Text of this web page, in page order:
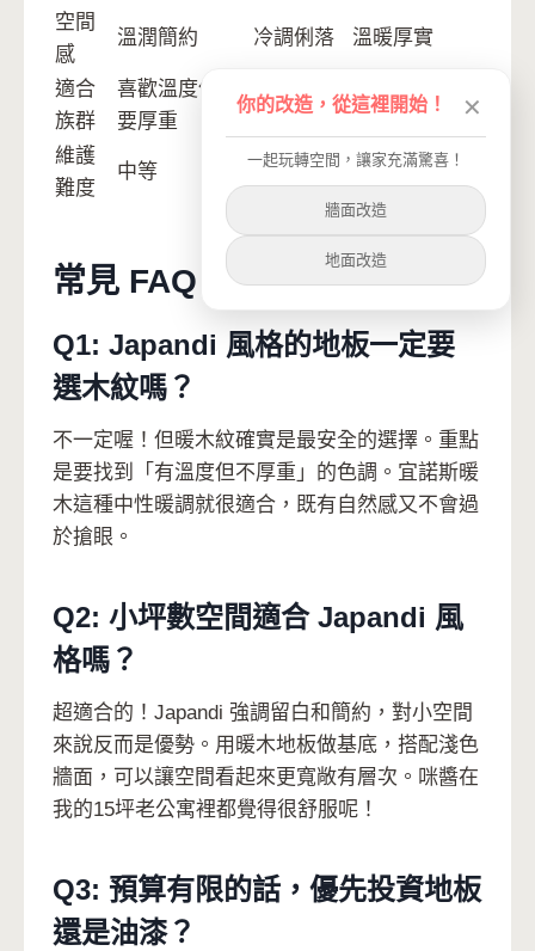
空間
感
溫潤簡約 冷調俐落 溫暖厚實
適合
族群
喜歡溫度但不
要厚重
極簡主義
者
偏愛傳統溫馨
維護
難度
中等
較容易顯
髒
較容易藏污
常見 FAQ
Q1: Japandi 風格的地板一定要
選木紋嗎？
不一定喔！但暖木紋確實是最安全的選擇。重點
是要找到「有溫度但不厚重」的色調。宜諾斯暖
木這種中性暖調就很適合，既有自然感又不會過
於搶眼。
Q2: 小坪數空間適合 Japandi 風
格嗎？
超適合的！Japandi 強調留白和簡約，對小空間
來說反而是優勢。用暖木地板做基底，搭配淺色
牆面，可以讓空間看起來更寬敞有層次。咪醬在
我的15坪老公寓裡都覺得很舒服呢！
Q3: 預算有限的話，優先投資地板
還是油漆？
你的改造，從這裡開始！ ✕
一起玩轉空間，讓家充滿驚喜！
牆面改造
地面改造